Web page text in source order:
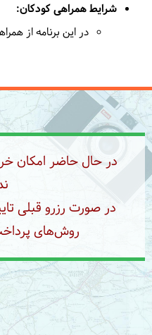
شرایط همراهی کودکان:
در این برنامه از
در حال حاضر امکان
در صورت رزرو قبلی
روش‌های